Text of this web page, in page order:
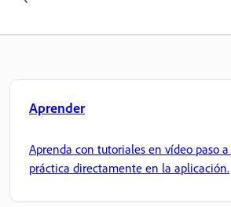
Aprender
Aprenda con tutoriales en vídeo paso
práctica directamente en la aplicación.